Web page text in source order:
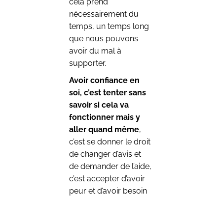
cela prend
nécessairement du
temps, un temps long
que nous pouvons
avoir du mal à
supporter.
Avoir confiance en
soi, c’est tenter sans
savoir si cela va
fonctionner mais y
aller quand même,
c’est se donner le droit
de changer d’avis et
de demander de l’aide,
c’est accepter d’avoir
peur et d’avoir besoin